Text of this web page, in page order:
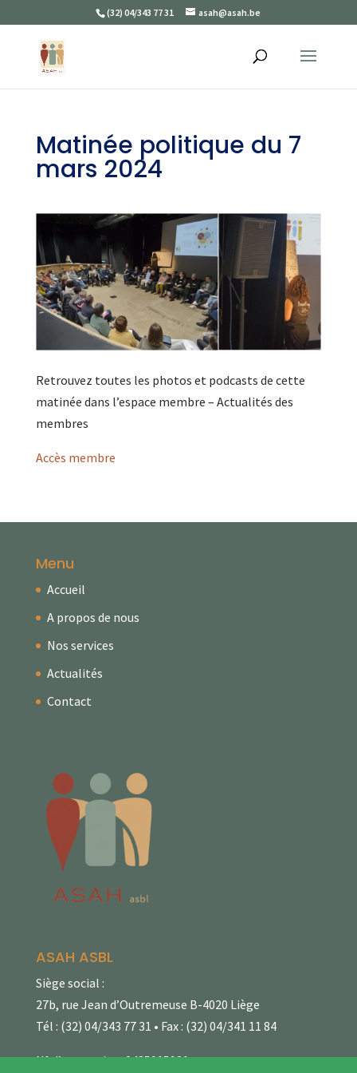
(32) 04/343 77 31 asah@asah.be
Matinée politique du 7
mars 2024
Retrouvez toutes les photos et podcasts de cette
matinée dans l’espace membre – Actualités des
membres
Accès membre
Menu
Accueil
A propos de nous
Nos services
Actualités
Contact
ASAH ASBL
Siège social :
27b, rue Jean d’Outremeuse B-4020 Liège
Tél : (32) 04/343 77 31 • Fax : (32) 04/341 11 84
N° d’entreprise : 0435915921